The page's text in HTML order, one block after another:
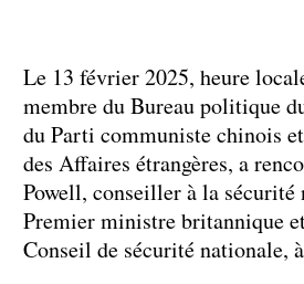
Le 13 février 2025, heure
membre du Bureau politique
du Parti communiste chinois
des Affaires étrangères, a
Powell, conseiller à la sécurité
Premier ministre britannique
Conseil de sécurité nationale,